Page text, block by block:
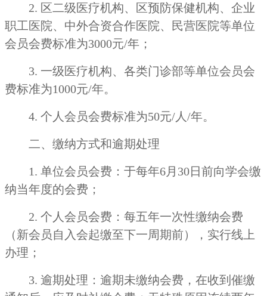
2. 区二级医疗机构、区预防保健机构、企业
职工医院、中外合资合作医院、民营医院等单位
会员会费标准为3000元/年；
3. 一级医疗机构、各类门诊部等单位会员会
费标准为1000元/年。
4. 个人会员会费标准为50元/人/年。
二、缴纳方式和逾期处理
1. 单位会员会费：于每年6月30日前向学会缴
纳当年度的会费；
2. 个人会员会费：每五年一次性缴纳会费
（新会员自入会起缴至下一周期前），实行线上
办理；
3. 逾期处理：逾期未缴纳会费，在收到催缴